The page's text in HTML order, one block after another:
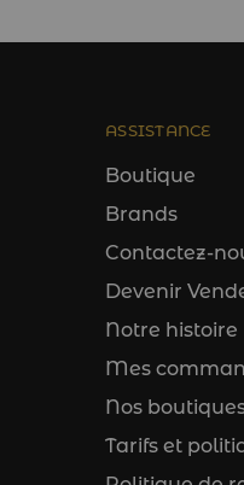
ASSISTANCE
Boutique
Brands
Contactez-
Devenir
Notre histoire
Mes
Nos
Tarifs et